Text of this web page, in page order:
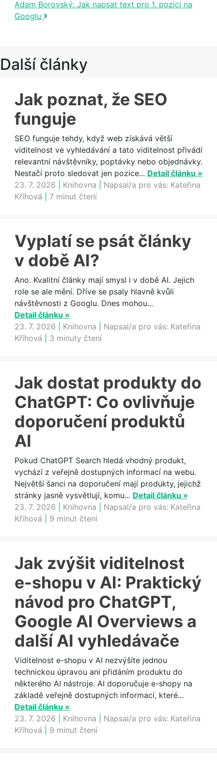
Adam Borovský: Jak napsat text pro 1. pozici na
Googlu
Další články
Jak poznat, že SEO
funguje
SEO funguje tehdy, když web získává větší
viditelnost ve vyhledávání a tato viditelnost přivádí
relevantní návštěvníky, poptávky nebo objednávky.
Nestačí proto sledovat jen pozice... Detail článku »
23. 7. 2026
Knihovna Napsal/a pro vás: Kateřina
Kříhová
7 minut čtení
Vyplatí se psát články
v době AI?
Ano. Kvalitní články mají smysl i v době AI. Jejich
role se ale mění. Dříve se psaly hlavně kvůli
návštěvnosti z Googlu. Dnes mohou...
Detail článku »
23. 7. 2026
Knihovna Napsal/a pro vás: Kateřina
Kříhová
3 minuty čtení
Jak dostat produkty do
ChatGPT: Co ovlivňuje
doporučení produktů
AI
Pokud ChatGPT Search hledá vhodný produkt,
vychází z veřejně dostupných informací na webu.
Největší šanci na doporučení mají produkty, jejichž
stránky jasně vysvětlují, komu... Detail článku »
23. 7. 2026
Knihovna Napsal/a pro vás: Kateřina
Kříhová
9 minut čtení
Jak zvýšit viditelnost
e-shopu v AI: Praktický
návod pro ChatGPT,
Google AI Overviews a
další AI vyhledávače
Viditelnost e-shopu v AI nezvýšíte jednou
technickou úpravou ani přidáním produktu do
některého AI nástroje. AI doporučuje e-shopy na
základě veřejně dostupných informací, které...
Detail článku »
23. 7. 2026
Knihovna Napsal/a pro vás: Kateřina
Kříhová
9 minut čtení